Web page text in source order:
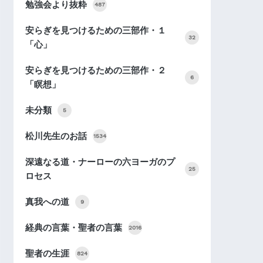
勉強会より抜粋 487
安らぎを見つけるための三部作・１
「心」
32
安らぎを見つけるための三部作・２
「瞑想」
6
未分類 5
松川先生のお話 1534
深遠なる道・ナーローの六ヨーガのプ
ロセス
25
真我への道 9
経典の言葉・聖者の言葉 2016
聖者の生涯 824